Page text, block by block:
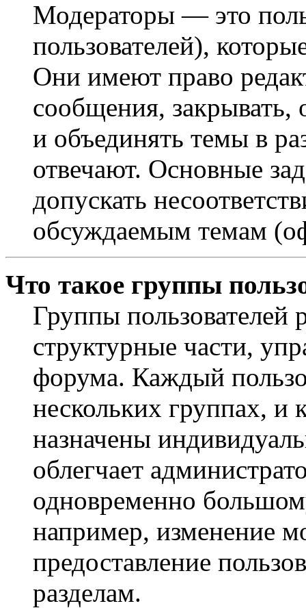
Модераторы — это
пользователей),
Они имеют право
сообщения, закрывать,
и объединять темы в
отвечают. Основные
допускать
обсуждаемым темам
Что такое группы
Группы пользователей
структурные части,
форума. Каждый
нескольких группах, и
назначены
облегчает
одновременно
например, изменение
предоставление
разделам.